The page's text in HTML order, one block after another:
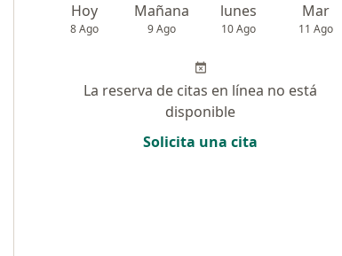
Hoy
8 Ago
Mañana
9 Ago
lunes
10 Ago
Mar
11 Ago
La reserva de citas en línea no está
disponible
Solicita una cita